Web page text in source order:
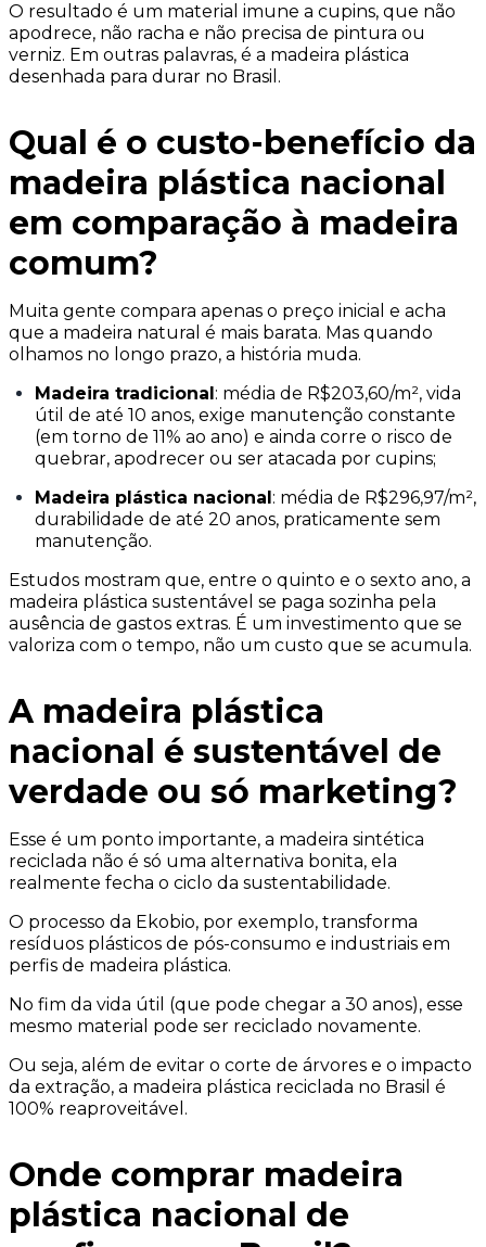
O resultado é um material imune a cupins, que não
apodrece, não racha e não precisa de pintura ou
verniz. Em outras palavras, é a madeira plástica
desenhada para durar no Brasil.
Qual é o custo-benefício da
madeira plástica nacional
em comparação à madeira
comum?
Muita gente compara apenas o preço inicial e acha
que a madeira natural é mais barata. Mas quando
olhamos no longo prazo, a história muda.
Madeira tradicional: média de R$203,60/m², vida
útil de até 10 anos, exige manutenção constante
(em torno de 11% ao ano) e ainda corre o risco de
quebrar, apodrecer ou ser atacada por cupins;
Madeira plástica nacional: média de R$296,97/m²,
durabilidade de até 20 anos, praticamente sem
manutenção.
Estudos mostram que, entre o quinto e o sexto ano, a
madeira plástica sustentável se paga sozinha pela
ausência de gastos extras. É um investimento que se
valoriza com o tempo, não um custo que se acumula.
A madeira plástica
nacional é sustentável de
verdade ou só marketing?
Esse é um ponto importante, a madeira sintética
reciclada não é só uma alternativa bonita, ela
realmente fecha o ciclo da sustentabilidade.
O processo da Ekobio, por exemplo, transforma
resíduos plásticos de pós-consumo e industriais em
perfis de madeira plástica.
No fim da vida útil (que pode chegar a 30 anos), esse
mesmo material pode ser reciclado novamente.
Ou seja, além de evitar o corte de árvores e o impacto
da extração, a madeira plástica reciclada no Brasil é
100% reaproveitável.
Onde comprar madeira
plástica nacional de